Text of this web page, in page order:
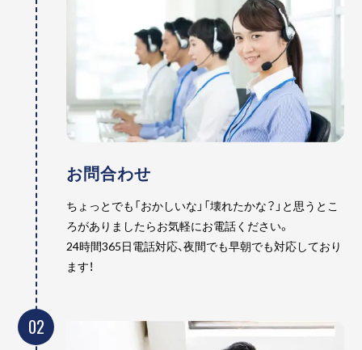
お問合わせ
ちょっとでも「おかしいな」「壊れたかな？」と思うとこ
ろがありましたらお気軽にお電話ください。
24時間365日電話対応、夜間でも早朝でも対応しており
ます！
02